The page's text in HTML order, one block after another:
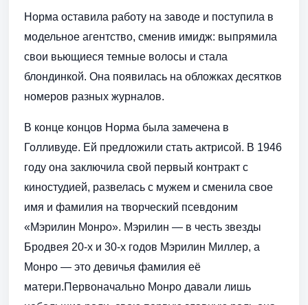
Норма оставила работу на заводе и поступила в
модельное агентство, сменив имидж: выпрямила
свои вьющиеся темные волосы и стала
блондинкой. Она появилась на обложках десятков
номеров разных журналов.
В конце концов Норма была замечена в
Голливуде. Ей предложили стать актрисой. В 1946
году она заключила свой первый контракт с
киностудией, развелась с мужем и сменила свое
имя и фамилия на творческий псевдоним
«Мэрилин Монро». Мэрилин — в честь звезды
Бродвея 20-х и 30-х годов Мэрилин Миллер, а
Монро — это девичья фамилия её
матери.Первоначально Монро давали лишь